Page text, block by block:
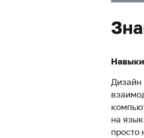
Дизайн
на
просто